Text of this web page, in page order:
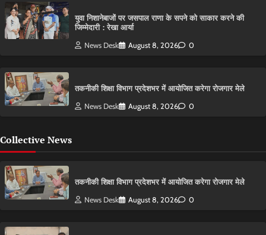
युवा निशानेबाजों पर जसपाल राणा के सपने को साकार करने की
जिम्मेदारी : रेखा आर्या
News Desk August 8, 2026 0
तकनीकी शिक्षा विभाग प्रदेशभर में आयोजित करेगा रोजगार मेले
News Desk August 8, 2026 0
Collective News
तकनीकी शिक्षा विभाग प्रदेशभर में आयोजित करेगा रोजगार मेले
News Desk August 8, 2026 0